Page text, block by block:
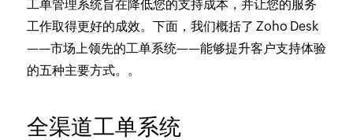
工单管理系统旨在降低您的支持成本，并让您的服务
工作取得更好的成效。下面，我们概括了 Zoho Desk
——市场上领先的工单系统——能够提升客户支持体验
的五种主要方式。。
全渠道工单系统